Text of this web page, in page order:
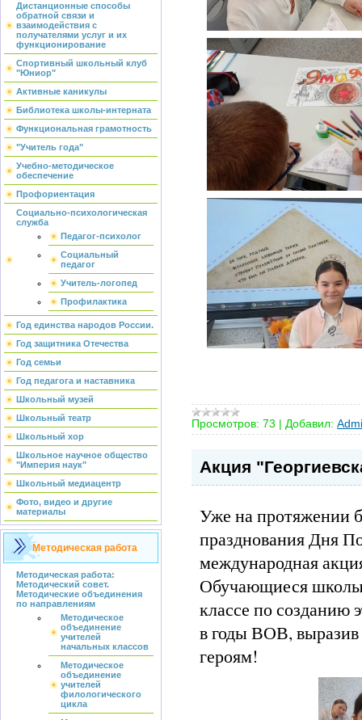
Дистанционные способы
обратной связи и
взаимодействия с
получателями услуг и их
функционирование
Спортивный школьный клуб
"Юниор"
Активные каникулы
Библиотека школы-интерната
Функциональная грамотность
"Учитель года"
Учебно-методическое
обеспечение
Профориентация
Социально-психологическая
служба
Педагог-психолог
Социальный
педагог
Учитель-логопед
Профилактика
Год единства народов России.
Год защитника Отечества
Год семьи
Год педагога и наставника
Школьный музей
Школьный театр
Школьный хор
Школьное научное общество
"Империя наук"
Школьный медиацентр
Фото, видео и другие
материалы
Методическая работа
Методическая работа:
Методический совет.
Методические объединения
по направлениям
Методическое
объединение
учителей
начальных классов
Методическое
объединение
учителей
филологического
цикла
Просмотров: 73 | Добавил:
Акция
Уже на протяжении
празднования Дня
международная
Обучающиеся школы
классе по созданию
в годы ВОВ, выразив
героям!